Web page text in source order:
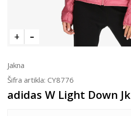
Jakna
Šifra artikla: CY8776
adidas W Light Down Jk